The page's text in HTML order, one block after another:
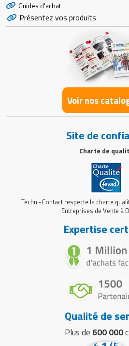
Guides d'achat
Présentez vos produits
Voir nos
Site de
Charte de
Techni-Contact respecte la charte
Entreprises de Vente à
Expertise
Qualité de
Plus de 600 000